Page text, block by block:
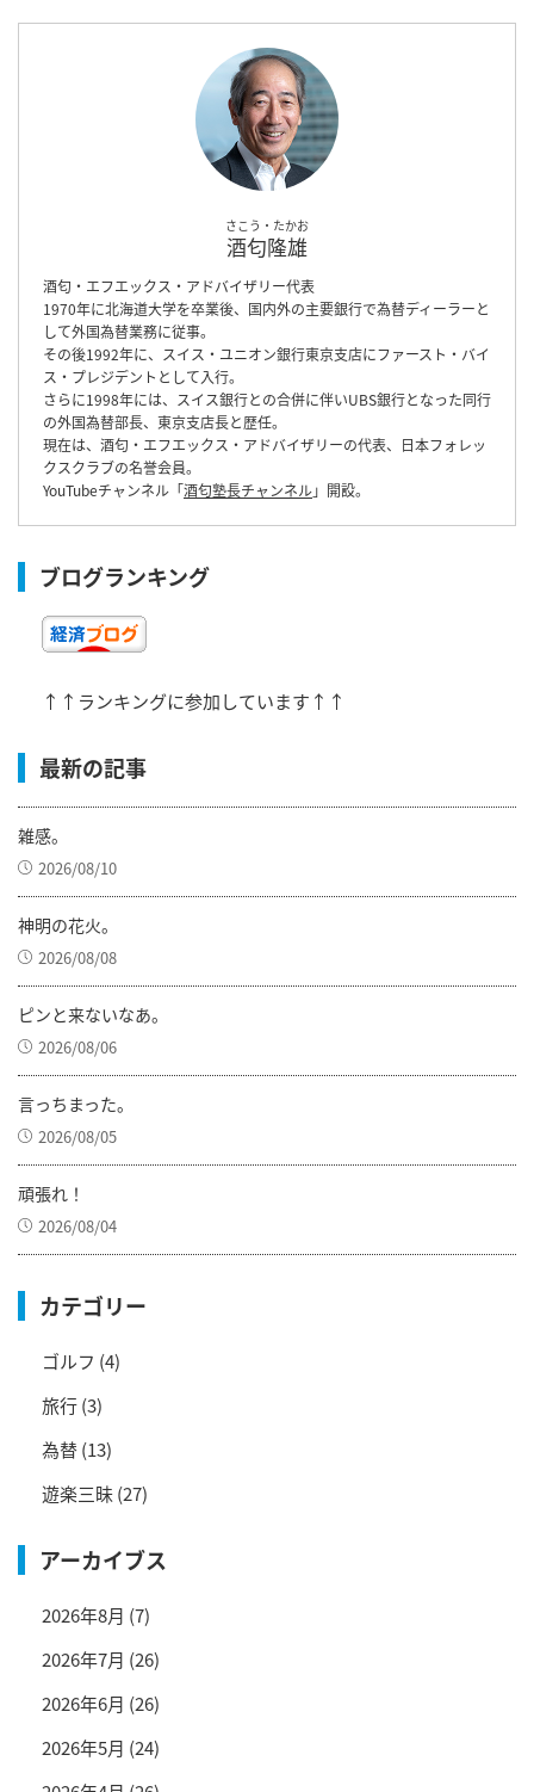
さこう・たかお
酒匂隆雄
酒匂・エフエックス・アドバイザリー代表
1970年に北海道大学を卒業後、国内外の主要銀行で為替ディーラーと
して外国為替業務に従事。
その後1992年に、スイス・ユニオン銀行東京支店にファースト・バイ
ス・プレジデントとして入行。
さらに1998年には、スイス銀行との合併に伴いUBS銀行となった同行
の外国為替部長、東京支店長と歴任。
現在は、酒匂・エフエックス・アドバイザリーの代表、日本フォレッ
クスクラブの名誉会員。
YouTubeチャンネル「酒匂塾長チャンネル」開設。
ブログランキング
↑↑ランキングに参加しています↑↑
最新の記事
雑感。
2026/08/10
神明の花火。
2026/08/08
ピンと来ないなあ。
2026/08/06
言っちまった。
2026/08/05
頑張れ！
2026/08/04
カテゴリー
ゴルフ (4)
旅行(3)
為替(13)
遊楽三昧(27)
アーカイブス
2026年8月 (7)
2026年7月 (26)
2026年6月 (26)
2026年5月 (24)